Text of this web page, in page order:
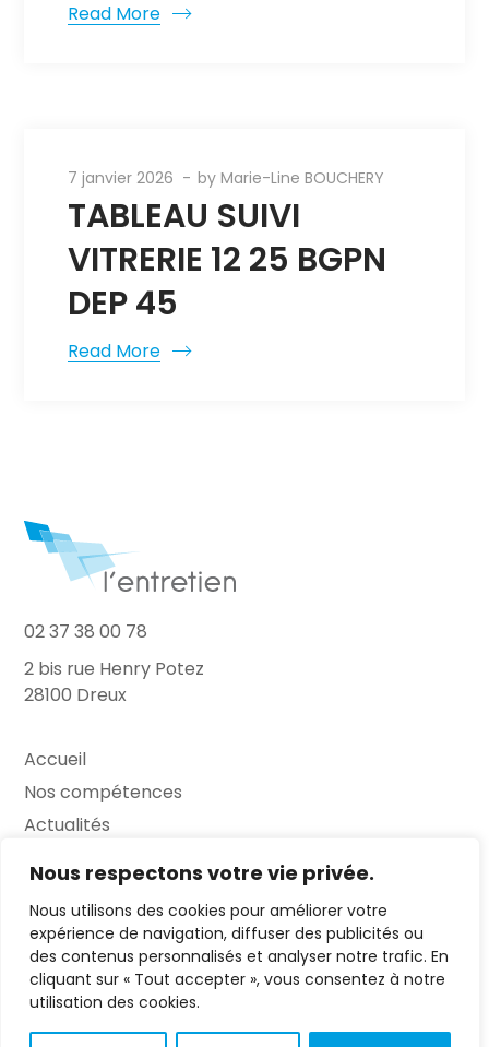
Nous respectons votre vie privée.
Nous utilisons des cookies pour améliorer votre
expérience de navigation, diffuser des publicités ou
des contenus personnalisés et analyser notre trafic. En
cliquant sur « Tout accepter », vous consentez à notre
utilisation des cookies.
Read More
7 janvier 2026 byMarie-Line BOUCHERY
TABLEAU SUIVI
VITRERIE 12 25 BGPN
DEP 45
Read More
02 37 38 00 78
2 bis rue Henry Potez
28100 Dreux
Accueil
Nos compétences
Actualités
Contact
FAQ
Mentions légales